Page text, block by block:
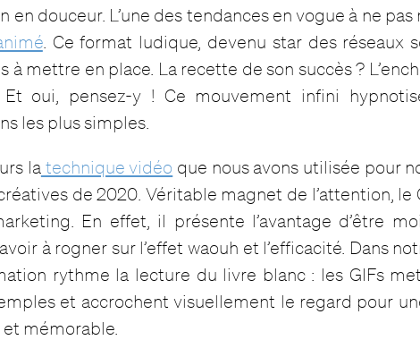
en douceur. L’une des tendances en vogue à ne
. Ce format ludique, devenu star des réseaux
à mettre en place. La recette de son succès ?
Et oui, pensez-y ! Ce mouvement infini
les plus simples.
la technique vidéo que nous avons utilisée pour
de 2020. Véritable magnet de l’attention, le
En effet, il présente l’avantage d’être
à rogner sur l’effet waouh et l’efficacité. Dans
rythme la lecture du livre blanc : les GIFs
et accrochent visuellement le regard pour
mémorable.